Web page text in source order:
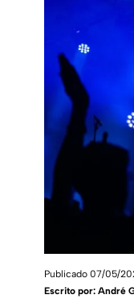
Publicado 07/05/
Escrito por: André